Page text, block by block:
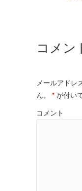
コメン
メールアドレ
ん。
* が付い
コメント